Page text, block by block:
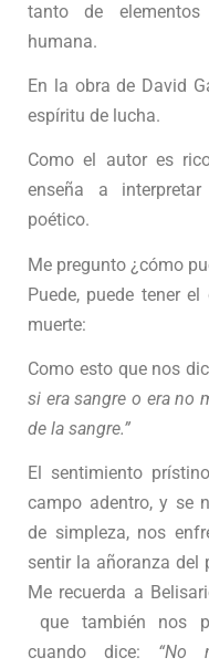
tanto de
humana.
En la obra de David
espíritu de lucha.
Como el autor es
enseña a
poético.
Me pregunto ¿cómo
Puede, puede tener
muerte:
Como esto que nos
si era sangre o era no
de la sangre.”
El sentimiento
campo adentro, y se
de simpleza, nos
sentir la añoranza del
Me recuerda a
que también nos
cuando dice: “No